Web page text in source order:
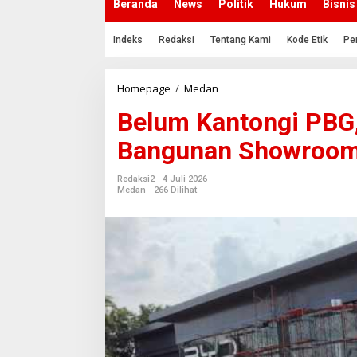
Beranda News Politik Hukum Bisnis
Indeks Redaksi Tentang Kami Kode Etik
Homepage / Medan
l
u
m
K
o
B
G
,
P
e
Belum Kantongi
Bangunan
Redaksi2
4 Juli 2026
Medan
266 Dilihat